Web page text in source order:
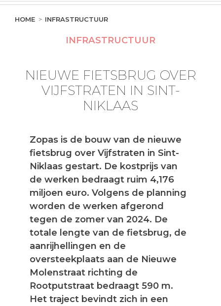
HOME INFRASTRUCTUUR
INFRASTRUCTUUR
NIEUWE FIETSBRUG OVER
VIJFSTRATEN IN SINT-
NIKLAAS
Zopas is de bouw van de nieuwe
fietsbrug over Vijfstraten in Sint-
Niklaas gestart. De kostprijs van
de werken bedraagt ruim 4,176
miljoen euro. Volgens de planning
worden de werken afgerond
tegen de zomer van 2024. De
totale lengte van de fietsbrug, de
aanrijhellingen en de
oversteekplaats aan de Nieuwe
Molenstraat richting de
Rootputstraat bedraagt 590 m.
Het traject bevindt zich in een